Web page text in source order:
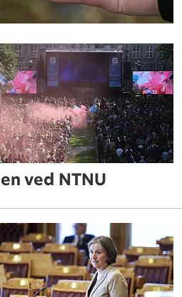
ved NTNU